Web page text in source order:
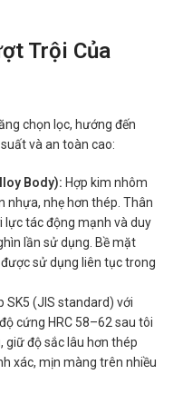
Trội Của
chọn lọc, hướng đến
và an toàn cao:
Body): Hợp kim nhôm
nhựa, nhẹ hơn thép. Thân
lực tác động mạnh và duy
lần sử dụng. Bề mặt
sử dụng liên tục trong
SK5 (JIS standard) với
cứng HRC 58–62 sau tôi
giữ độ sắc lâu hơn thép
xác, mịn màng trên nhiều